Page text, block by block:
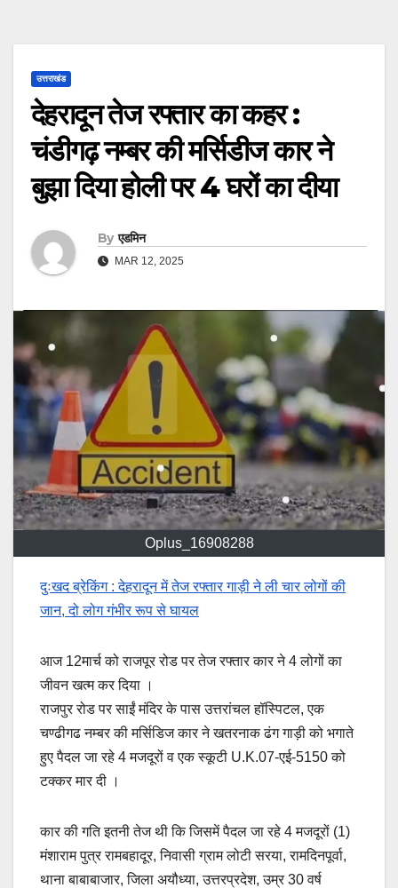
उत्तराखंड
देहरादून तेज रफ्तार का कहर :
चंडीगढ़ नम्बर की मर्सिडीज कार ने
बुझा दिया होली पर 4 घरों का दीया
By एडमिन
MAR 12, 2025
Oplus_16908288
दुःखद ब्रेकिंग : देहरादून में तेज रफ्तार गाड़ी ने ली चार लोगों की
जान, दो लोग गंभीर रूप से घायल
आज 12मार्च को राजपूर रोड पर तेज रफ्तार कार ने 4 लोगों का
जीवन खत्म कर दिया ।
राजपुर रोड पर साईं मंदिर के पास उत्तरांचल हॉस्पिटल, एक
चण्ढीगढ नम्बर की मर्सिडिज कार ने खतरनाक ढंग गाड़ी को भगाते
हुए पैदल जा रहे 4 मजदूरों व एक स्कूटी U.K.07-एई-5150 को
टक्कर मार दी ।
कार की गति इतनी तेज थी कि जिसमें पैदल जा रहे 4 मजदूरों (1)
मंशाराम पुत्र रामबहादूर, निवासी ग्राम लोटी सरया, रामदिनपूर्वा,
थाना बाबाबाजार, जिला अयौध्या, उत्तरप्रदेश, उम्र 30 वर्ष